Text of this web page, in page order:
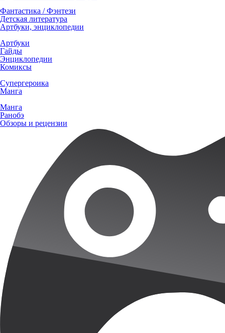
Фантастика / Фэнтези
Детская литература
Артбуки, энциклопедии
Артбуки
Гайды
Энциклопедии
Комиксы
Супергероика
Манга
Манга
Ранобэ
Обзоры и рецензии